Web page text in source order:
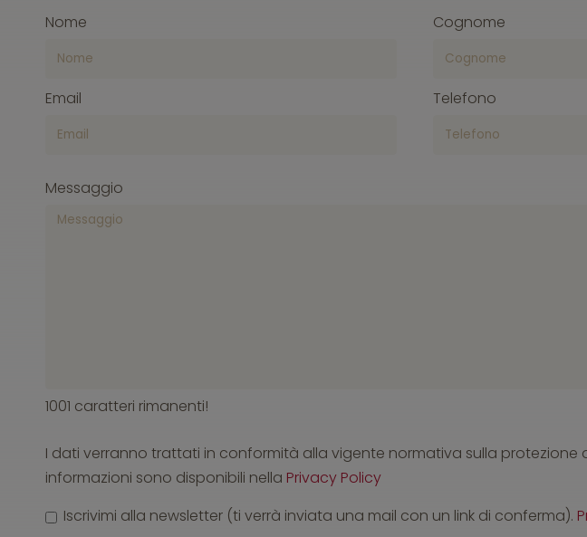
Nome
Email
Cognome
Telefono
Messaggio
1001 caratteri rimanenti!
I dati verranno trattati in conformità alla vigente normativa sulla protezione
informazioni sono disponibili nella Privacy Policy
Iscrivimi alla newsletter (ti verrà inviata una mail con un link di conferma).